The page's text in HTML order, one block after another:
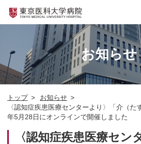
トップ
外来・入院案内
外来
入院
患者支援・相談窓口
各種ご案内
診療部門案内
診療部門案内一覧
医師・歯科医師等情報検索
病院案内
基本情報
統計・データ・情報公開
役割・取り組み
医療関係の方
医療連携
採用関連 ENGLISH 简
お知らせ
トップ
お知らせ
〈認知症疾患医療センターより〉「介（
年5月28日にオンラインで開催しました
〈認知症疾患医療セン